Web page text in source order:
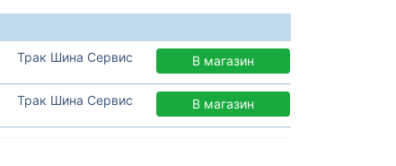
Трак Шина Сервис В магазин
Трак Шина Сервис В магазин